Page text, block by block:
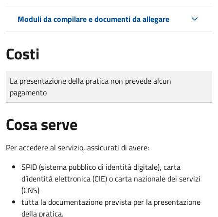
Moduli da compilare e documenti da allegare
Costi
Tipo di pagamento
Importo
La presentazione della pratica non prevede alcun
pagamento
Cosa serve
Per accedere al servizio, assicurati di avere:
SPID (sistema pubblico di identità digitale), carta
d’identità elettronica (CIE) o carta nazionale dei servizi
(CNS)
tutta la documentazione prevista per la presentazione
della pratica.